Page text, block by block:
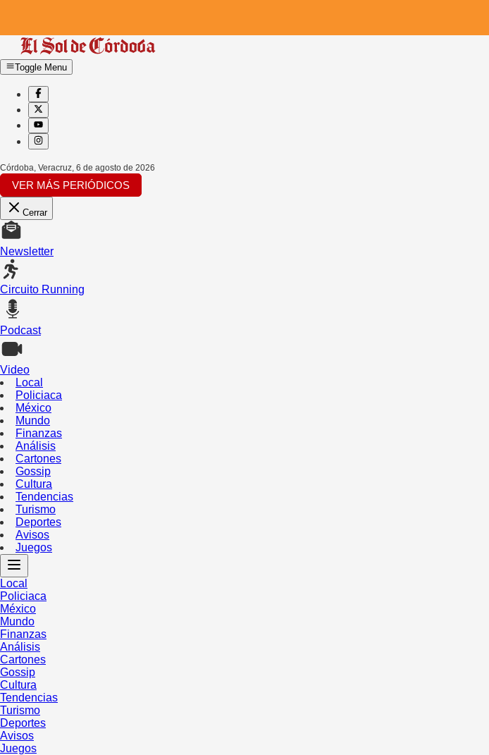
Toggle Menu
Córdoba, Veracruz 6 de agosto de 2026
VER MÁS PERIÓDICOS
Cerrar
Newsletter
Circuito Running
Podcast
Video
Local
Policiaca
México
Mundo
Finanzas
Análisis
Cartones
Gossip
Cultura
Tendencias
Turismo
Deportes
Avisos
Juegos
Local
Policiaca
México
Mundo
Finanzas
Análisis
Cartones
Gossip
Cultura
Tendencias
Turismo
Deportes
Avisos
Juegos